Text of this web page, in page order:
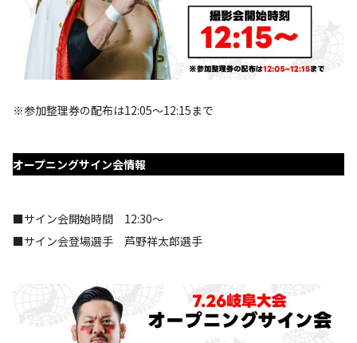
※参加整理券の配布は12:05～12:15まで
オープニングサイン会情報
■サイン会開始時間 12:30～
■サイン会登場選手 芦野祥太郎選手